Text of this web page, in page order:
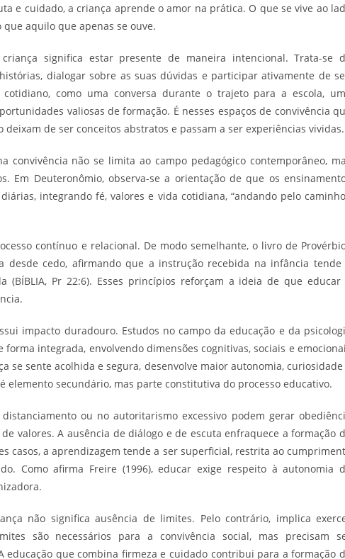
e cuidado, a criança aprende o amor na prática. O que se vive ao
aquilo que apenas se ouve.
significa estar presente de maneira intencional. Trata-se
dialogar sobre as suas dúvidas e participar ativamente de
como uma conversa durante o trajeto para a escola,
valiosas de formação. É nesses espaços de convivência
de ser conceitos abstratos e passam a ser experiências vividas.
convivência não se limita ao campo pedagógico contemporâneo,
Em Deuteronômio, observa-se a orientação de que os
integrando fé, valores e vida cotidiana, “andando pelo
contínuo e relacional. De modo semelhante, o livro de
desde cedo, afirmando que a instrução recebida na infância tende
Pr 22:6). Esses princípios reforçam a ideia de que educar
impacto duradouro. Estudos no campo da educação e da
integrada, envolvendo dimensões cognitivas, sociais e
se sente acolhida e segura, desenvolve maior autonomia, curiosidade
elemento secundário, mas parte constitutiva do processo educativo.
ou no autoritarismo excessivo podem gerar
valores. A ausência de diálogo e de escuta enfraquece a formação
casos, a aprendizagem tende a ser superficial, restrita ao
Como afirma Freire (1996), educar exige respeito à autonomia
não significa ausência de limites. Pelo contrário, implica
são necessários para a convivência social, mas precisam
educação que combina firmeza e cuidado contribui para a formação